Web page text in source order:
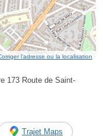
l’adresse ou la localisation
173 Route de Saint-
Trajet Maps